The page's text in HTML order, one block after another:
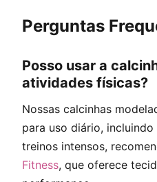
Perguntas
Posso usar a
atividades físicas?
Nossas calcinhas
para uso diário,
treinos intensos,
Fitness, que oferece